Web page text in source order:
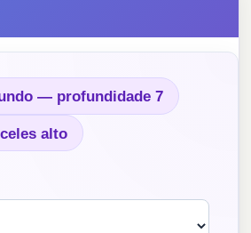
— profundidade 7
alto